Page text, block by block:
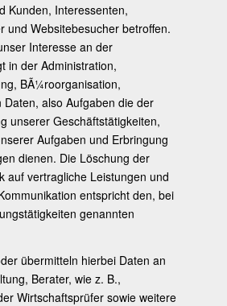
Kunden, Interessenten,
und Websitebesucher betroffen.
Interesse an der
in der Administration,
BÃ¼roorganisation,
Daten, also Aufgaben die der
unserer Geschäftstätigkeiten,
Aufgaben und Erbringung
dienen. Die Löschung der
auf vertragliche Leistungen und
entspricht den, bei
genannten
übermitteln hierbei Daten an
Berater, wie z. B.,
Wirtschaftsprüfer sowie weitere